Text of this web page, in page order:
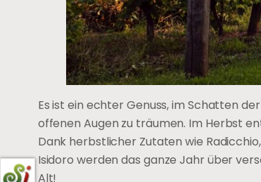
Es ist ein echter Genuss, im Schatten
offenen Augen zu träumen. Im Herbst
Dank herbstlicher Zutaten wie
Isidoro werden das ganze Jahr über
Alt!